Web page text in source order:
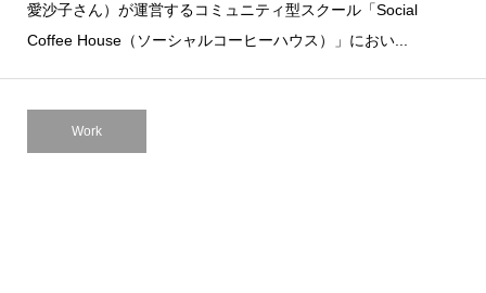
愛沙子さん）が運営するコミュニティ型スクール「Social
Coffee House（ソーシャルコーヒーハウス）」におい...
Work